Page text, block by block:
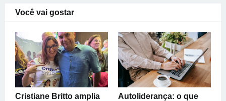
Você vai gostar
Cristiane Britto amplia
Autoliderança: o que